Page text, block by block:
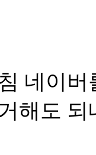
네이
해도 되